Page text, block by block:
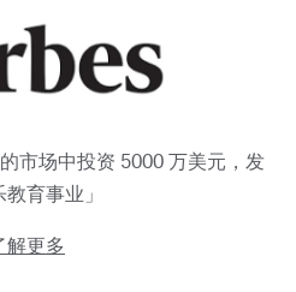
市场中投资 5000 万美元，发
教育事业」
解更多